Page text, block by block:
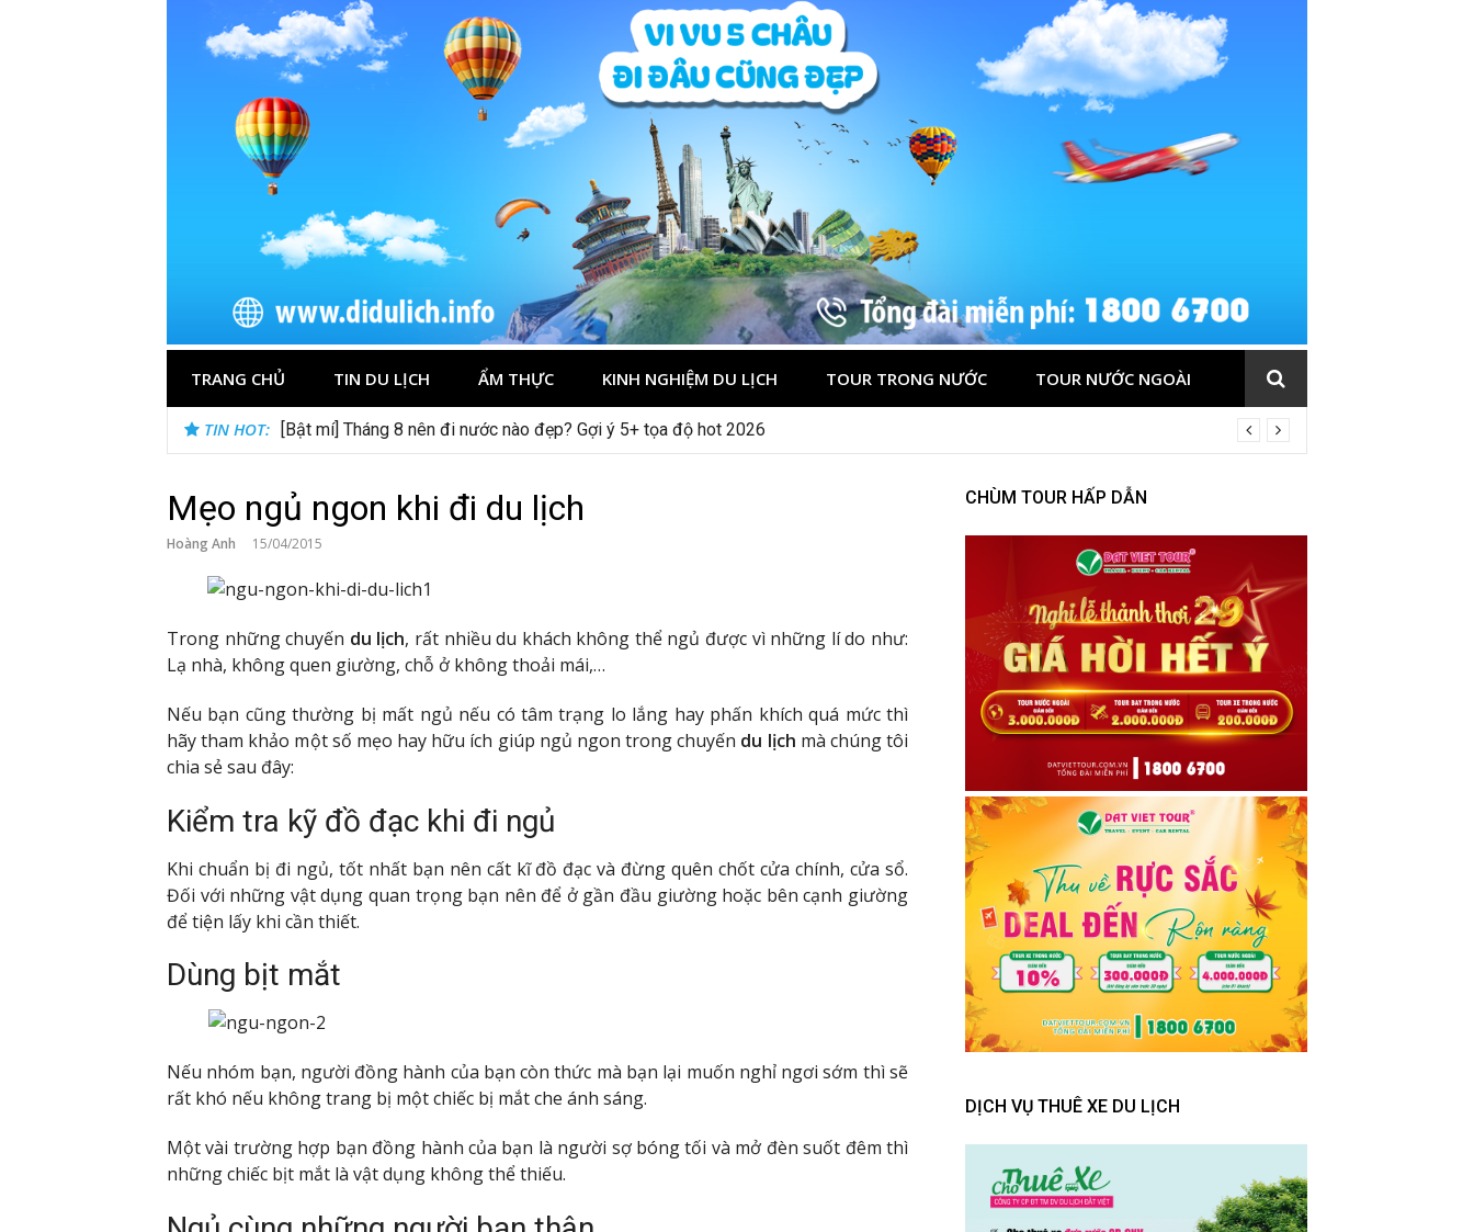
TRANG CHỦ TIN DU LỊCH ẨM THỰC KINH NGHIỆM DU LỊCH TOUR TRONG NƯỚC TOUR NƯỚC NGOÀI
TIN HOT: [Bật mí] Tháng 8 nên đi nước nào đẹp? Gợi ý 5+ tọa độ hot 2026
Mẹo ngủ ngon khi đi du lịch
Hoàng Anh 15/04/2015
Trong những chuyến du lịch, rất nhiều du khách không thể ngủ được vì những lí do như:
Lạ nhà, không quen giường, chỗ ở không thoải mái,…
Nếu bạn cũng thường bị mất ngủ nếu có tâm trạng lo lắng hay phấn khích quá mức thì
hãy tham khảo một số mẹo hay hữu ích giúp ngủ ngon trong chuyến du lịch mà chúng tôi
chia sẻ sau đây:
Kiểm tra kỹ đồ đạc khi đi ngủ
Khi chuẩn bị đi ngủ, tốt nhất bạn nên cất kĩ đồ đạc và đừng quên chốt cửa chính, cửa sổ.
Đối với những vật dụng quan trọng bạn nên để ở gần đầu giường hoặc bên cạnh giường
để tiện lấy khi cần thiết.
Dùng bịt mắt
Nếu nhóm bạn, người đồng hành của bạn còn thức mà bạn lại muốn nghỉ ngơi sớm thì sẽ
rất khó nếu không trang bị một chiếc bị mắt che ánh sáng.
Một vài trường hợp bạn đồng hành của bạn là người sợ bóng tối và mở đèn suốt đêm thì
những chiếc bịt mắt là vật dụng không thể thiếu.
CHÙM TOUR HẤP DẪN
DỊCH VỤ THUÊ XE DU LỊCH